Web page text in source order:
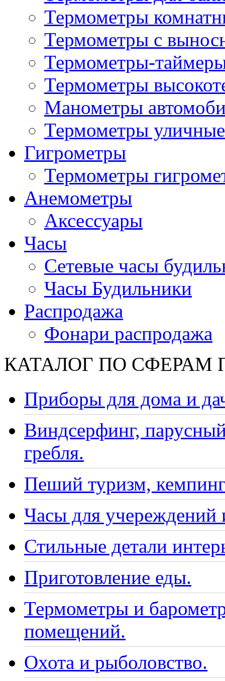
Термометры
Термометры с
Термометры-
Термометры
Манометры
Термометры уличные
Гигрометры
Термометры
Анемометры
Аксессуары
Часы
Сетевые часы
Часы Будильники
Распродажа
Фонари распродажа
КАТАЛОГ ПО СФЕРАМ
Приборы для дома и
Виндсерфинг,
гребля.
Пеший туризм,
Часы для учереждений
Стильные детали
Приготовление еды.
Термометры и
помещений.
Охота и рыболовство.